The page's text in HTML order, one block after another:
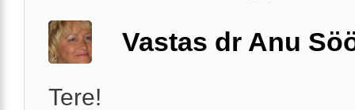
Vastas dr Anu
Tere!